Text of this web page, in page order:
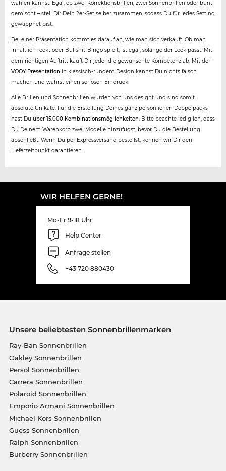
wählen kannst. Egal, ob zwei Korrektionsbrillen, zwei Sonnenbrillen oder bunt
gemischt – stell Dir Dein 2er-Set selber zusammen, sodass Du für jedes Setting
gewappnet bist.
Bei einer Präsentation kommt es darauf an, wie man sich verkauft. Ob man
inhaltlich rockt oder Bullshit-Bingo spielt, ist egal, solange der Look passt. Mit
dem richtigen Auftritt kauft Dir jeder die gewünschte Kompetenz ab. Mit der
VOOY Presentation in klassisch-rundem Design kannst Du nichts falsch
machen und wahrst einen seriösen Eindruck.
Alle Brillen und Sonnenbrillen wurden von uns designt und sind somit
absolute Unikate. Für die Erstellung Deines ganz persönlichen Doppelpacks
hast Du über 15.000 Kombinationsmöglichkeiten. Bitte beachte lediglich, dass
Du Deinem Warenkorb zwei Modelle hinzufügst, bevor Du die Bestellung
abschließt. Wenn Du per Expressversand bestellst, können wir Dir den
Lieferzeitpunkt garantieren.
WIR HELFEN GERNE!
Mo-Fr 9-18 Uhr
Help Center
Anfrage stellen
+43 720 880430
Unsere beliebtesten Sonnenbrillenmarken
Ray-Ban Sonnenbrillen
Oakley Sonnenbrillen
Persol Sonnenbrillen
Carrera Sonnenbrillen
Polaroid Sonnenbrillen
Emporio Armani Sonnenbrillen
Michael Kors Sonnenbrillen
Guess Sonnenbrillen
Ralph Sonnenbrillen
Burberry Sonnenbrillen